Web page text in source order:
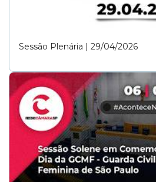
Sessão Plenária | 29/04/2026